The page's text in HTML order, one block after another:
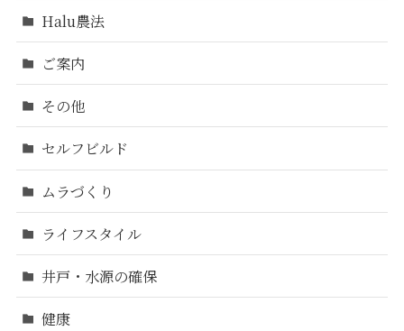
Halu農法
ご案内
その他
セルフビルド
ムラづくり
ライフスタイル
井戸・水源の確保
健康